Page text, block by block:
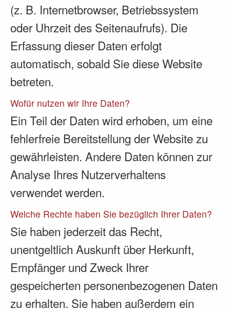
(z. B. Internetbrowser, Betriebssystem
oder Uhrzeit des Seitenaufrufs). Die
Erfassung dieser Daten erfolgt
automatisch, sobald Sie diese Website
betreten.
Wofür nutzen wir Ihre Daten?
Ein Teil der Daten wird erhoben, um eine
fehlerfreie Bereitstellung der Website zu
gewährleisten. Andere Daten können zur
Analyse Ihres Nutzerverhaltens
verwendet werden.
Welche Rechte haben Sie bezüglich Ihrer Daten?
Sie haben jederzeit das Recht,
unentgeltlich Auskunft über Herkunft,
Empfänger und Zweck Ihrer
gespeicherten personenbezogenen Daten
zu erhalten. Sie haben außerdem ein